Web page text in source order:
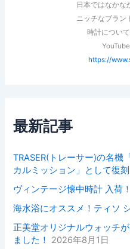
日本ではなかな
ニッチなブラン
時計につい
https://
最新記事
TRASER(トレーサー)の名機
カルミッション」として復刻
ヴィンテージ懐中時計 入荷！
海水浴にオススメ！ティソ
正美堂オリジナルウォッチ
ました！
2026年8月1日